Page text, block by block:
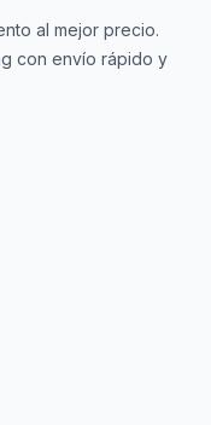
al mejor precio.
con envío rápido y